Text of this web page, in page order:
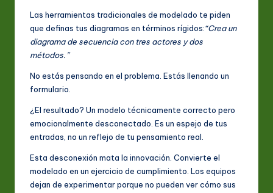
o
ft
w
In
o
Las herramientas tradicionales de modelado te piden
que definas tus diagramas en términos rígidos:“Crea un
diagrama de secuencia con tres actores y dos
métodos.”
No estás pensando en el problema. Estás llenando un
formulario.
¿El resultado? Un modelo técnicamente correcto pero
emocionalmente desconectado. Es un espejo de tus
entradas, no un reflejo de tu pensamiento real.
Esta desconexión mata la innovación. Convierte el
modelado en un ejercicio de cumplimiento. Los equipos
dejan de experimentar porque no pueden ver cómo sus